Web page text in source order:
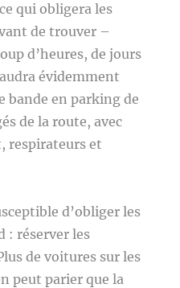
qui obligera les
de trouver –
d’heures, de jours
évidemment
bande en parking de
de la route, avec
respirateurs et
d’obliger les
: réserver les
de voitures sur les
peut parier que la